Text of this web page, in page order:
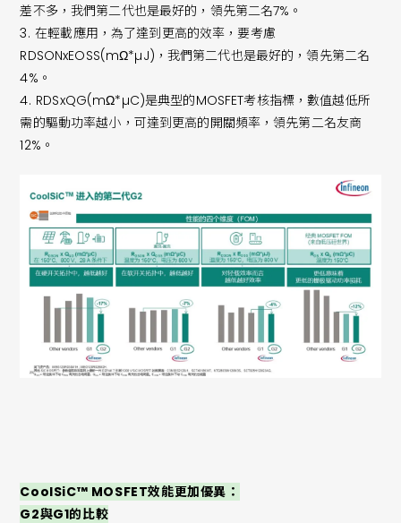
差不多，我們第二代也是最好的，領先第二名7%。
3.在輕載應用，為了達到更高的效率，要考慮
RDSONxEOSS(mΩ*µJ)，我們第二代也是最好的，領先第二名
4%。
4. RDSxQG(mΩ*µC)是典型的MOSFET考核指標，數值越低所
需的驅動功率越小，可達到更高的開關頻率，領先第二名友商
12%。
CoolSiC™ MOSFET效能更加優異：
G2與G1的比較